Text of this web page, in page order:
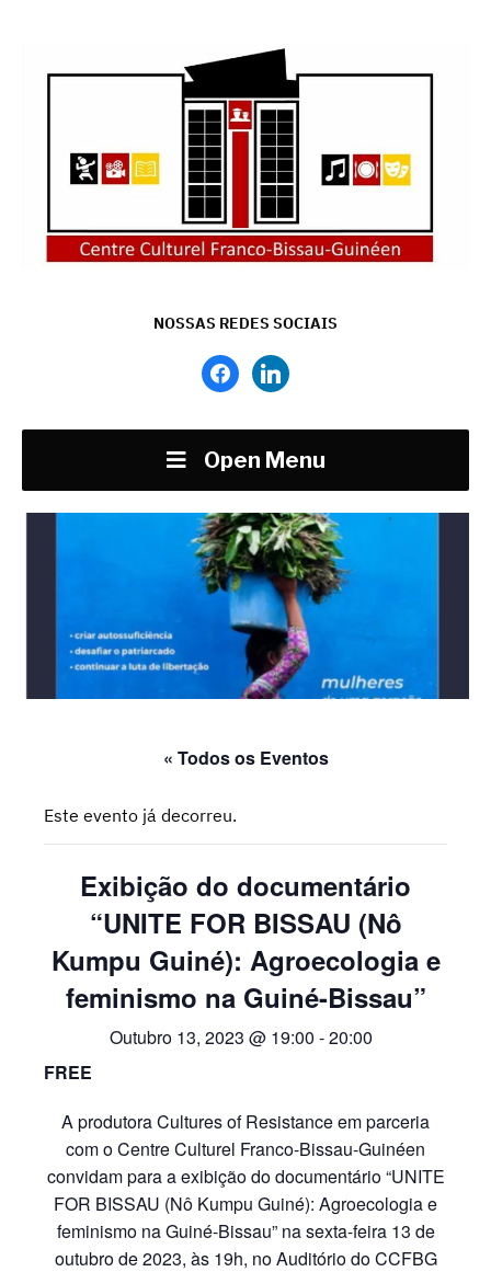
NOSSAS REDES SOCIAIS
facebooklinkedin
Open Menu
« Todos os Eventos
Este evento já decorreu.
Exibição do documentário
“UNITE FOR BISSAU (Nô
Kumpu Guiné): Agroecologia e
feminismo na Guiné-Bissau”
Outubro 13, 2023 @ 19:00 -20:00
FREE
A produtora Cultures of Resistance em parceria
com o Centre Culturel Franco-Bissau-Guinéen
convidam para a exibição do documentário “UNITE
FOR BISSAU (Nô Kumpu Guiné): Agroecologia e
feminismo na Guiné-Bissau” na sexta-feira 13 de
outubro de 2023, às 19h, no Auditório do CCFBG